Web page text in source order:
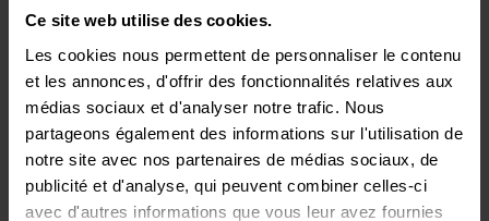
Ce site web utilise des cookies.
Les cookies nous permettent de personnaliser le contenu
et les annonces, d'offrir des fonctionnalités relatives aux
médias sociaux et d'analyser notre trafic. Nous
partageons également des informations sur l'utilisation de
notre site avec nos partenaires de médias sociaux, de
publicité et d'analyse, qui peuvent combiner celles-ci
avec d'autres informations que vous leur avez fournies
14 jours de droit de rétractation